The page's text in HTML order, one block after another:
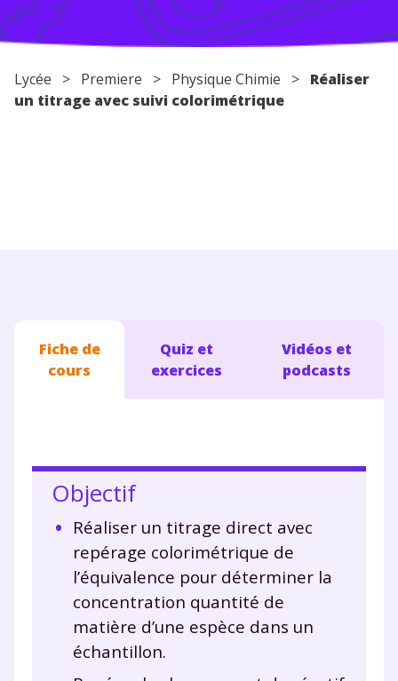
Conseils pour les parents
Lycée > Premiere > Physique Chimie > Réaliser
un titrage avec suivi colorimétrique
Fiche de
cours
Quiz et
exercices
Vidéos et
podcasts
Objectif
Réaliser un titrage direct avec
repérage colorimétrique de
l’équivalence pour déterminer la
concentration quantité de
matière d’une espèce dans un
échantillon.